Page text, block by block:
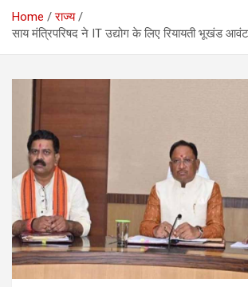
Home
राज्य
साय मंत्रिपरिषद ने IT उद्योग के लिए रियायती भूखंड